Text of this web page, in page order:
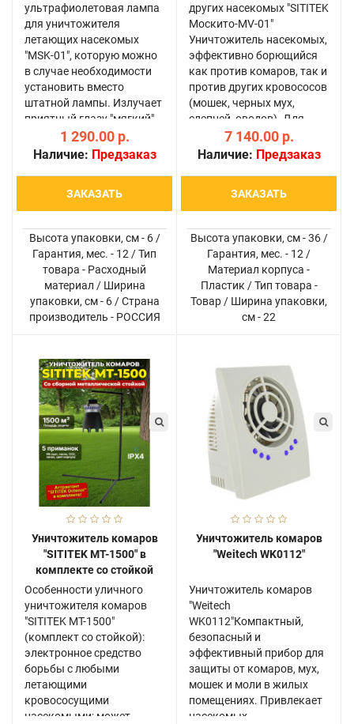
ультрафиолетовая лампа
для уничтожителя
летающих насекомых
"MSK-01", которую можно
в случае необходимости
установить вместо
штатной лампы. Излучает
приятный глазу "мягкий"
УФ свет и тепло,
эффективно приманивая
с большого расстояния.
Данн..
1 290.00 р.
Наличие: Предзаказ
ЗАКАЗАТЬ
Высота упаковки, см - 6 /
Гарантия, мес. - 12 / Тип
товара - Расходный
материал / Ширина
упаковки, см - 6 / Страна
производитель - РОССИЯ
других насекомых "SITITEK
Москито-MV-01"
Уничтожитель насекомых,
эффективно борющийся
как против комаров, так и
против других кровососов
(мошек, черных мух,
слепней, оводов). Для
привлечения насекомых
использует 4 вида
(Уникально!): тепло,
углекислый ..
7 140.00 р.
Наличие: Предзаказ
ЗАКАЗАТЬ
Высота упаковки, см - 36 /
Гарантия, мес. - 12 /
Материал корпуса -
Пластик / Тип товара -
Товар / Ширина упаковки,
см - 22
Уничтожитель комаров
"SITITEK MT-1500" в
комплекте со стойкой
Особенности уличного
уничтожителя комаров
"SITITEK MT-1500"
(комплект со стойкой):
электронное средство
борьбы с любыми
летающими
кровососущими
насекомыми; может
Уничтожитель комаров
"Weitech WK0112"
Уничтожитель комаров
"Weitech
WK0112"Компактный,
безопасный и
эффективный прибор для
защиты от комаров, мух,
мошек и моли в жилых
помещениях. Привлекает
насекомых